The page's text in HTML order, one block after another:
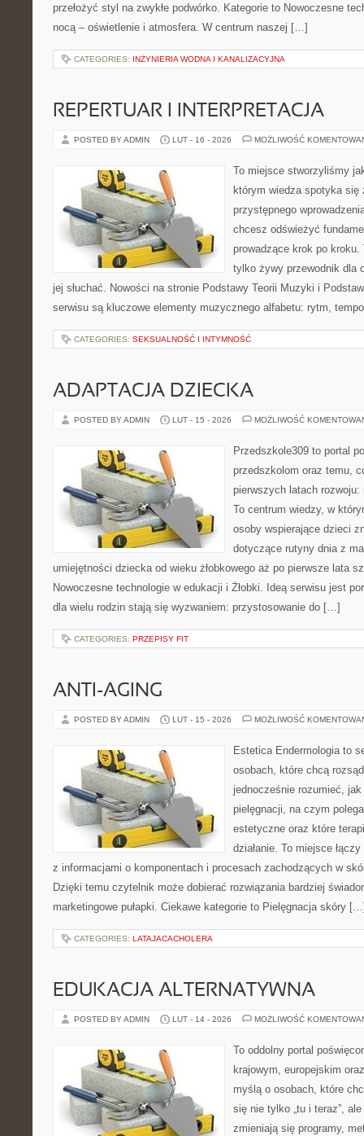
przełożyć styl na zwykłe podwórko. Kategorie to Nowoczesne
nocą – oświetlenie i atmosfera. W centrum naszej […]
CATEGORIES: INŻYNIERIA WODNA I KANALIZACYJNA
REPERTUAR I INTERPRETACJA
POSTED BY ADMIN LUT - 16 - 2026 MOŻLIWOŚĆ
To miejsce stworzyliśmy
którym wiedza spotyka
przystępnego
chcesz odświeżyć
prowadzące krok po
tylko żywy przewodnik dla
jej słuchać. Nowości na stronie Podstawy Teorii Muzyki i
serwisu są kluczowe elementy muzycznego alfabetu: rytm,
CATEGORIES: SEKSUALNOŚĆ I INTYMNOŚĆ
ADAPTACJA DZIECKA
POSTED BY ADMIN LUT - 15 - 2026 MOŻLIWOŚĆ
Przedszkole309 to portal
przedszkolom oraz temu,
pierwszych latach
To centrum wiedzy, w
osoby wspierające dzieci
dotyczące rutyny dnia z
umiejętności dziecka od wieku żłobkowego aż po pierwsze lata
Nowoczesne technologie w edukacji i Żłobki. Ideą serwisu jest
dla wielu rodzin stają się wyzwaniem: przystosowanie do […]
CATEGORIES: PRZEPISY FIT
ANTI-AGING
POSTED BY ADMIN LUT - 15 - 2026 MOŻLIWOŚĆ
Estetica Endermologia to
osobach, które chcą
jednocześnie rozumieć, jak
pielęgnacji, na czym
estetyczne oraz które
działanie. To miejsce
z informacjami o komponentach i procesach zachodzących w
Dzięki temu czytelnik może dobierać rozwiązania bardziej
marketingowe pułapki. Ciekawe kategorie to Pielęgnacja skóry
CATEGORIES: LATAJACACHOLERA
EDUKACJA ALTERNATYWNA
POSTED BY ADMIN LUT - 14 - 2026 MOŻLIWOŚĆ
To oddolny portal
krajowym, europejskim
myślą o osobach, które
się nie tylko „tu i teraz”,
zmieniają się programy,